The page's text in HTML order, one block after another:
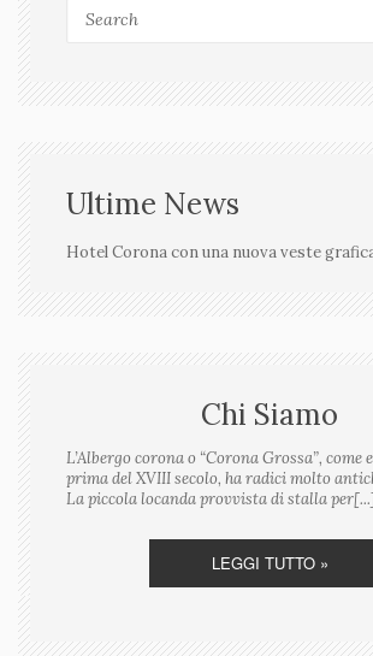
Ultime News
Hotel Corona con una nuova veste
Chi Siamo
L’Albergo corona o “Corona Grossa”, come
prima del XVIII secolo, ha radici molto
La piccola locanda provvista di stalla
LEGGI TUTTO »